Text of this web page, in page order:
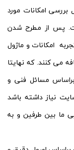
بررسی امکانات مورد
پس از مطرح شدن
امکانات و ماژول
می کنند. که نهایتا
مسائل فنی و
نیاز داشته باشد
ما بین طرفین و به